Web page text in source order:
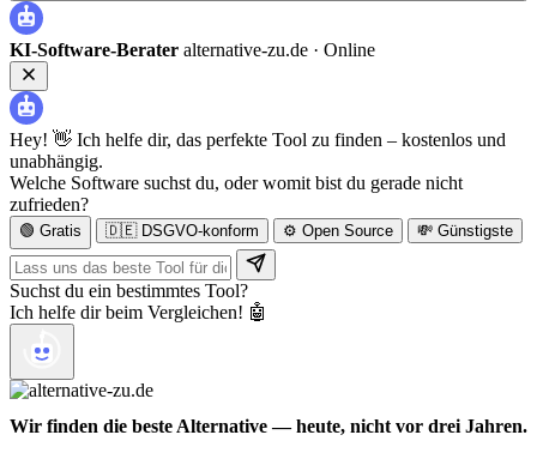
KI-Software-Berater alternative-zu.de · Online
Hey! 👋 Ich helfe dir, das perfekte Tool zu finden – kostenlos und
unabhängig.
Welche Software suchst du, oder womit bist du gerade nicht
zufrieden?
🟢 Gratis 🇩🇪 DSGVO-konform ⚙️ Open Source 💸 Günstigste
Suchst du ein bestimmtes Tool?
Ich helfe dir beim Vergleichen! 🤖
Wir finden die beste Alternative — heute, nicht vor drei Jahren.